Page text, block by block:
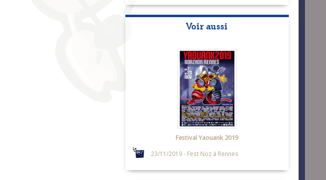
Voir aussi
Festival Yaouank 2019
23/11/2019 - Fest Noz à Rennes